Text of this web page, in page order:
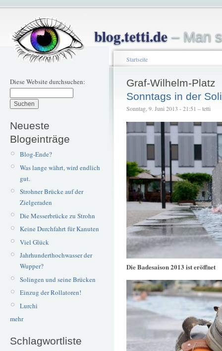
blog.tetti.de– Man
Diese Website durchsuchen:
Neueste
Blogeinträge
Blog-Ende?
Was lange währt, wird endlich
gut.
Strohner Brücke auf der
Zielgeraden
Die Messerbrücke zu Strohn
Keine Durchfahrt für Kanuten
Viel Glück
Jahrhunderthochwasser der
Wupper?
Solingen und seine Brücken
Einzug der Rollatoren!
Lurchi
mehr
Schlagwortliste
Startseite
Graf-Wilhelm-Platz
Sonntags in der
Sonntag, 9. Juni 2013 - 21:51 – tetti
Die Badesaison 2013 ist eröffnet